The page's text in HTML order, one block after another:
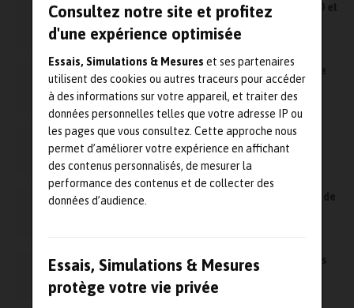
Consultez notre site et profitez
d'une expérience optimisée
Essais, Simulations & Mesures et ses partenaires
utilisent des cookies ou autres traceurs pour accéder
à des informations sur votre appareil, et traiter des
données personnelles telles que votre adresse IP ou
les pages que vous consultez. Cette approche nous
permet d’améliorer votre expérience en affichant
des contenus personnalisés, de mesurer la
performance des contenus et de collecter des
données d’audience.
Essais, Simulations & Mesures
protège votre vie privée
Le Mechatronics Awards 2011 décerné à RB3D et
Adept Technology
ASC Instrument nominé pour les Trophées de
l’innovation Cap’Tronic 2011
L’ENSMA rejoint le groupe Isae
Autodesk Inventor participe à la conception de
Récompenses : Eaton primé aux rendez-vous
BE+ 2011